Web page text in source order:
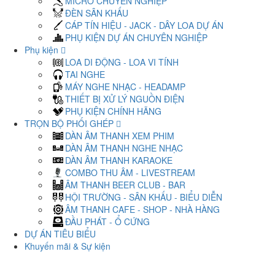
ĐÈN SÂN KHẤU
CÁP TÍN HIỆU - JACK - DÂY LOA DỰ ÁN
PHỤ KIỆN DỰ ÁN CHUYÊN NGHIỆP
Phụ kiện
LOA DI ĐỘNG - LOA VI TÍNH
TAI NGHE
MÁY NGHE NHẠC - HEADAMP
THIẾT BỊ XỬ LÝ NGUỒN ĐIỆN
PHỤ KIỆN CHÍNH HÃNG
TRỌN BỘ PHỐI GHÉP
DÀN ÂM THANH XEM PHIM
DÀN ÂM THANH NGHE NHẠC
DÀN ÂM THANH KARAOKE
COMBO THU ÂM - LIVESTREAM
ÂM THANH BEER CLUB - BAR
HỘI TRƯỜNG - SÂN KHẤU - BIỂU DIỄN
ÂM THANH CAFE - SHOP - NHÀ HÀNG
ĐẦU PHÁT - Ổ CỨNG
DỰ ÁN TIÊU BIỂU
Khuyến mãi & Sự kiện